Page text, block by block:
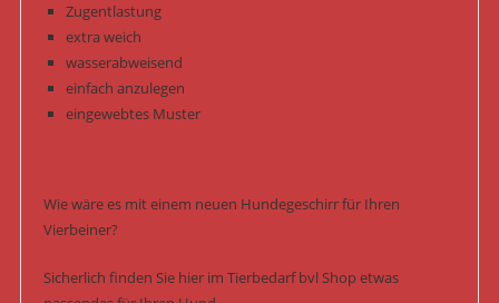
Zugentlastung
extra weich
wasserabweisend
einfach anzulegen
eingewebtes Muster
Wie wäre es mit einem neuen Hundegeschirr für Ihren
Vierbeiner?
Sicherlich finden Sie hier im Tierbedarf bvl Shop etwas